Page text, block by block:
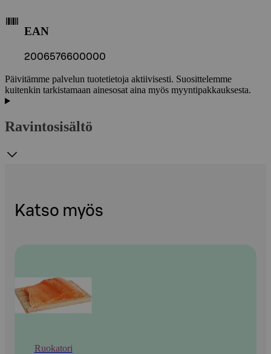
EAN
2006576600000
Päivitämme palvelun tuotetietoja aktiivisesti. Suosittelemme
kuitenkin tarkistamaan ainesosat aina myös myyntipakkauksesta.
Ravintosisältö
Katso myös
Ruokatori